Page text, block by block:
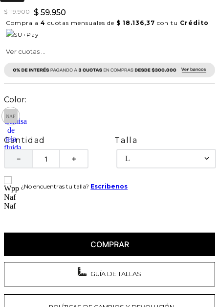
$ 119.900 $ 59.950
Compra a 4 cuotas mensuales de $ 18.136,37 con tu Crédito
Ver cuotas ...
Cantidad
＋
－
Talla
L
¿No encuentras tu talla? Escribenos
COMPRAR
GUÍA DE TALLAS